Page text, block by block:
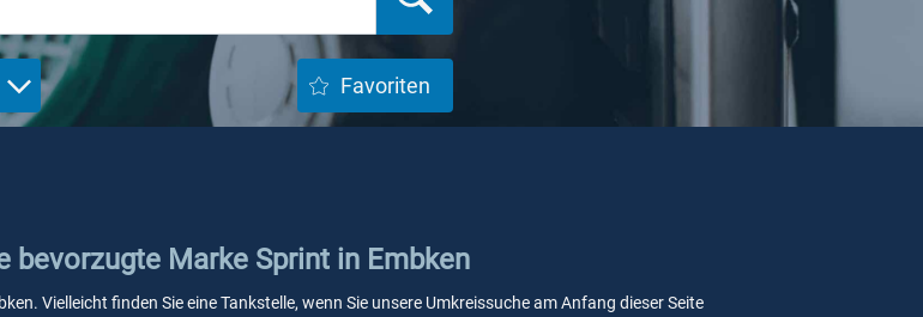
Favoriten
bevorzugte Marke Sprint in Embken
Vielleicht finden Sie eine Tankstelle, wenn Sie unsere Umkreissuche am Anfang dieser Seite